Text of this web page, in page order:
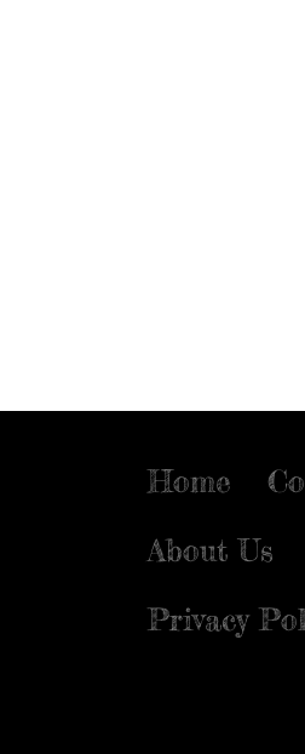
Home
About Us
Privacy